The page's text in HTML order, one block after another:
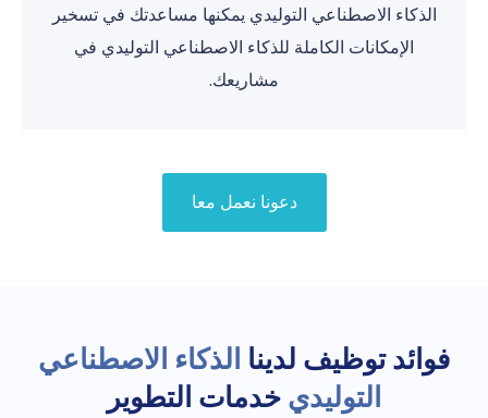
الذكاء الاصطناعي التوليدي يمكنها مساعدتك في تسخير
الإمكانات الكاملة للذكاء الاصطناعي التوليدي في
مشاريعك.
دعونا نعمل معا
فوائد توظيف لدينا الذكاء الاصطناعي
التوليديخدمات التطوير